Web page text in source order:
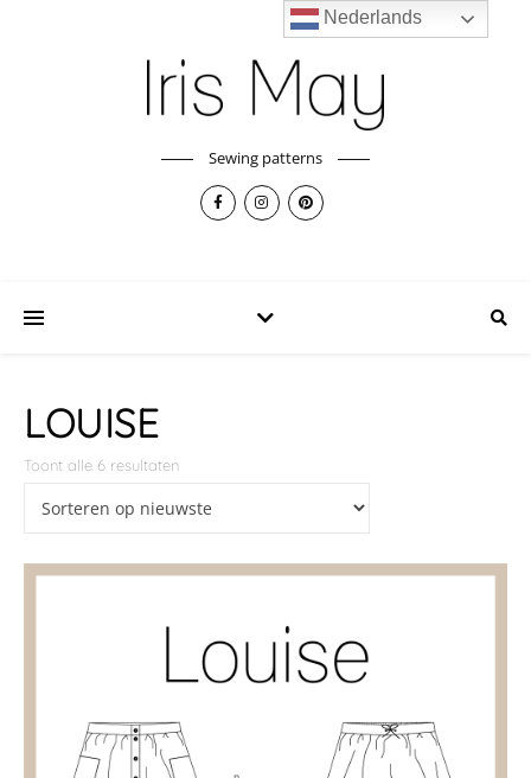
Sewing patterns
LOUISE
Toont alle 6 resultaten
Nederlands